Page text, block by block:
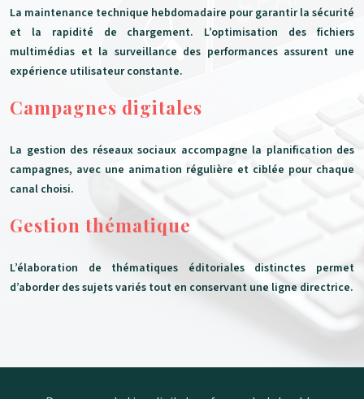
La maintenance technique hebdomadaire pour garantir la sécurité
et la rapidité de chargement. L’optimisation des fichiers
multimédias et la surveillance des performances assurent une
expérience utilisateur constante.
Campagnes digitales
La gestion des réseaux sociaux accompagne la planification des
campagnes, avec une animation régulière et ciblée pour chaque
canal choisi.
Gestion thématique
L’élaboration de thématiques éditoriales distinctes permet
d’aborder des sujets variés tout en conservant une ligne directrice.